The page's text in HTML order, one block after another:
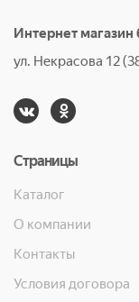
Интернет магазин
ул. Некрасова 12
Страницы
Каталог
О компании
Контакты
Условия договора